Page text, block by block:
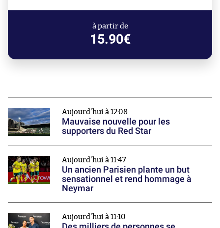
à partir de
15.90€
Aujourd'hui à 12:08
Mauvaise nouvelle pour les
supporters du Red Star
Aujourd'hui à 11:47
Un ancien Parisien plante un but
sensationnel et rend hommage à
Neymar
Aujourd'hui à 11:10